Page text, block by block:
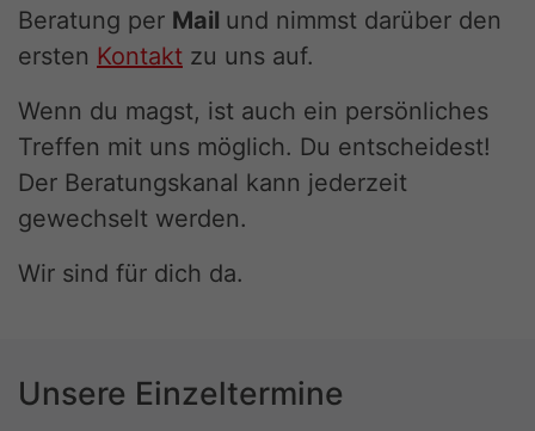
Beratung per Mail und nimmst darüber den
ersten Kontakt zu uns auf.
Wenn du magst, ist auch ein persönliches
Treffen mit uns möglich. Du entscheidest!
Der Beratungskanal kann jederzeit
gewechselt werden.
Wir sind für dich da.
Unsere Einzeltermine